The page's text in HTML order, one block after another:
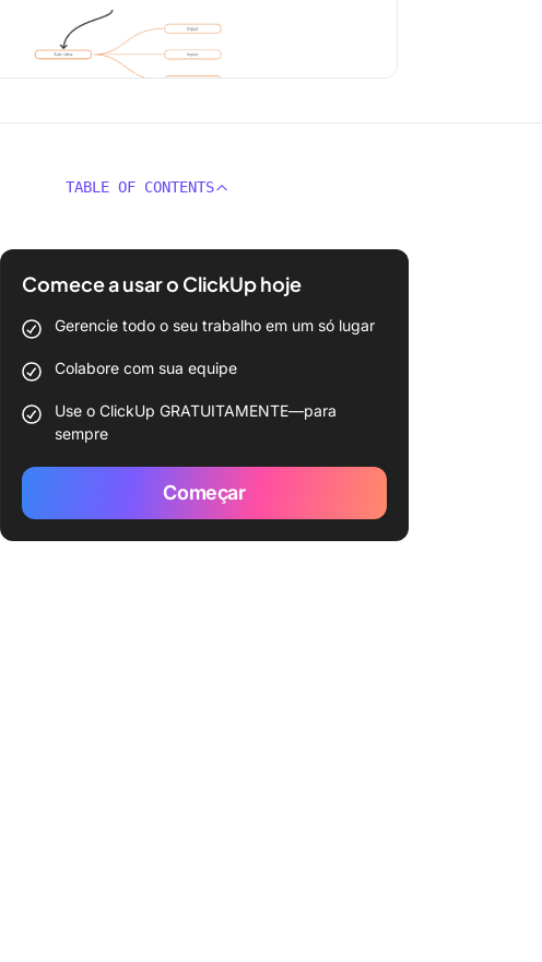
TABLE OF CONTENTS
Comece a usar o ClickUp hoje
Gerencie todo o seu trabalho em um só lugar
Colabore com sua equipe
Use o ClickUp GRATUITAMENTE—para
sempre
Começar